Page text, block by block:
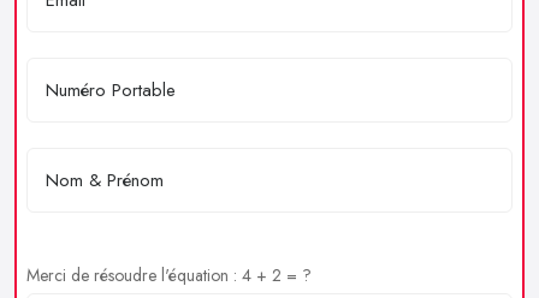
Merci de résoudre l'équation : 4 + 2 = ?